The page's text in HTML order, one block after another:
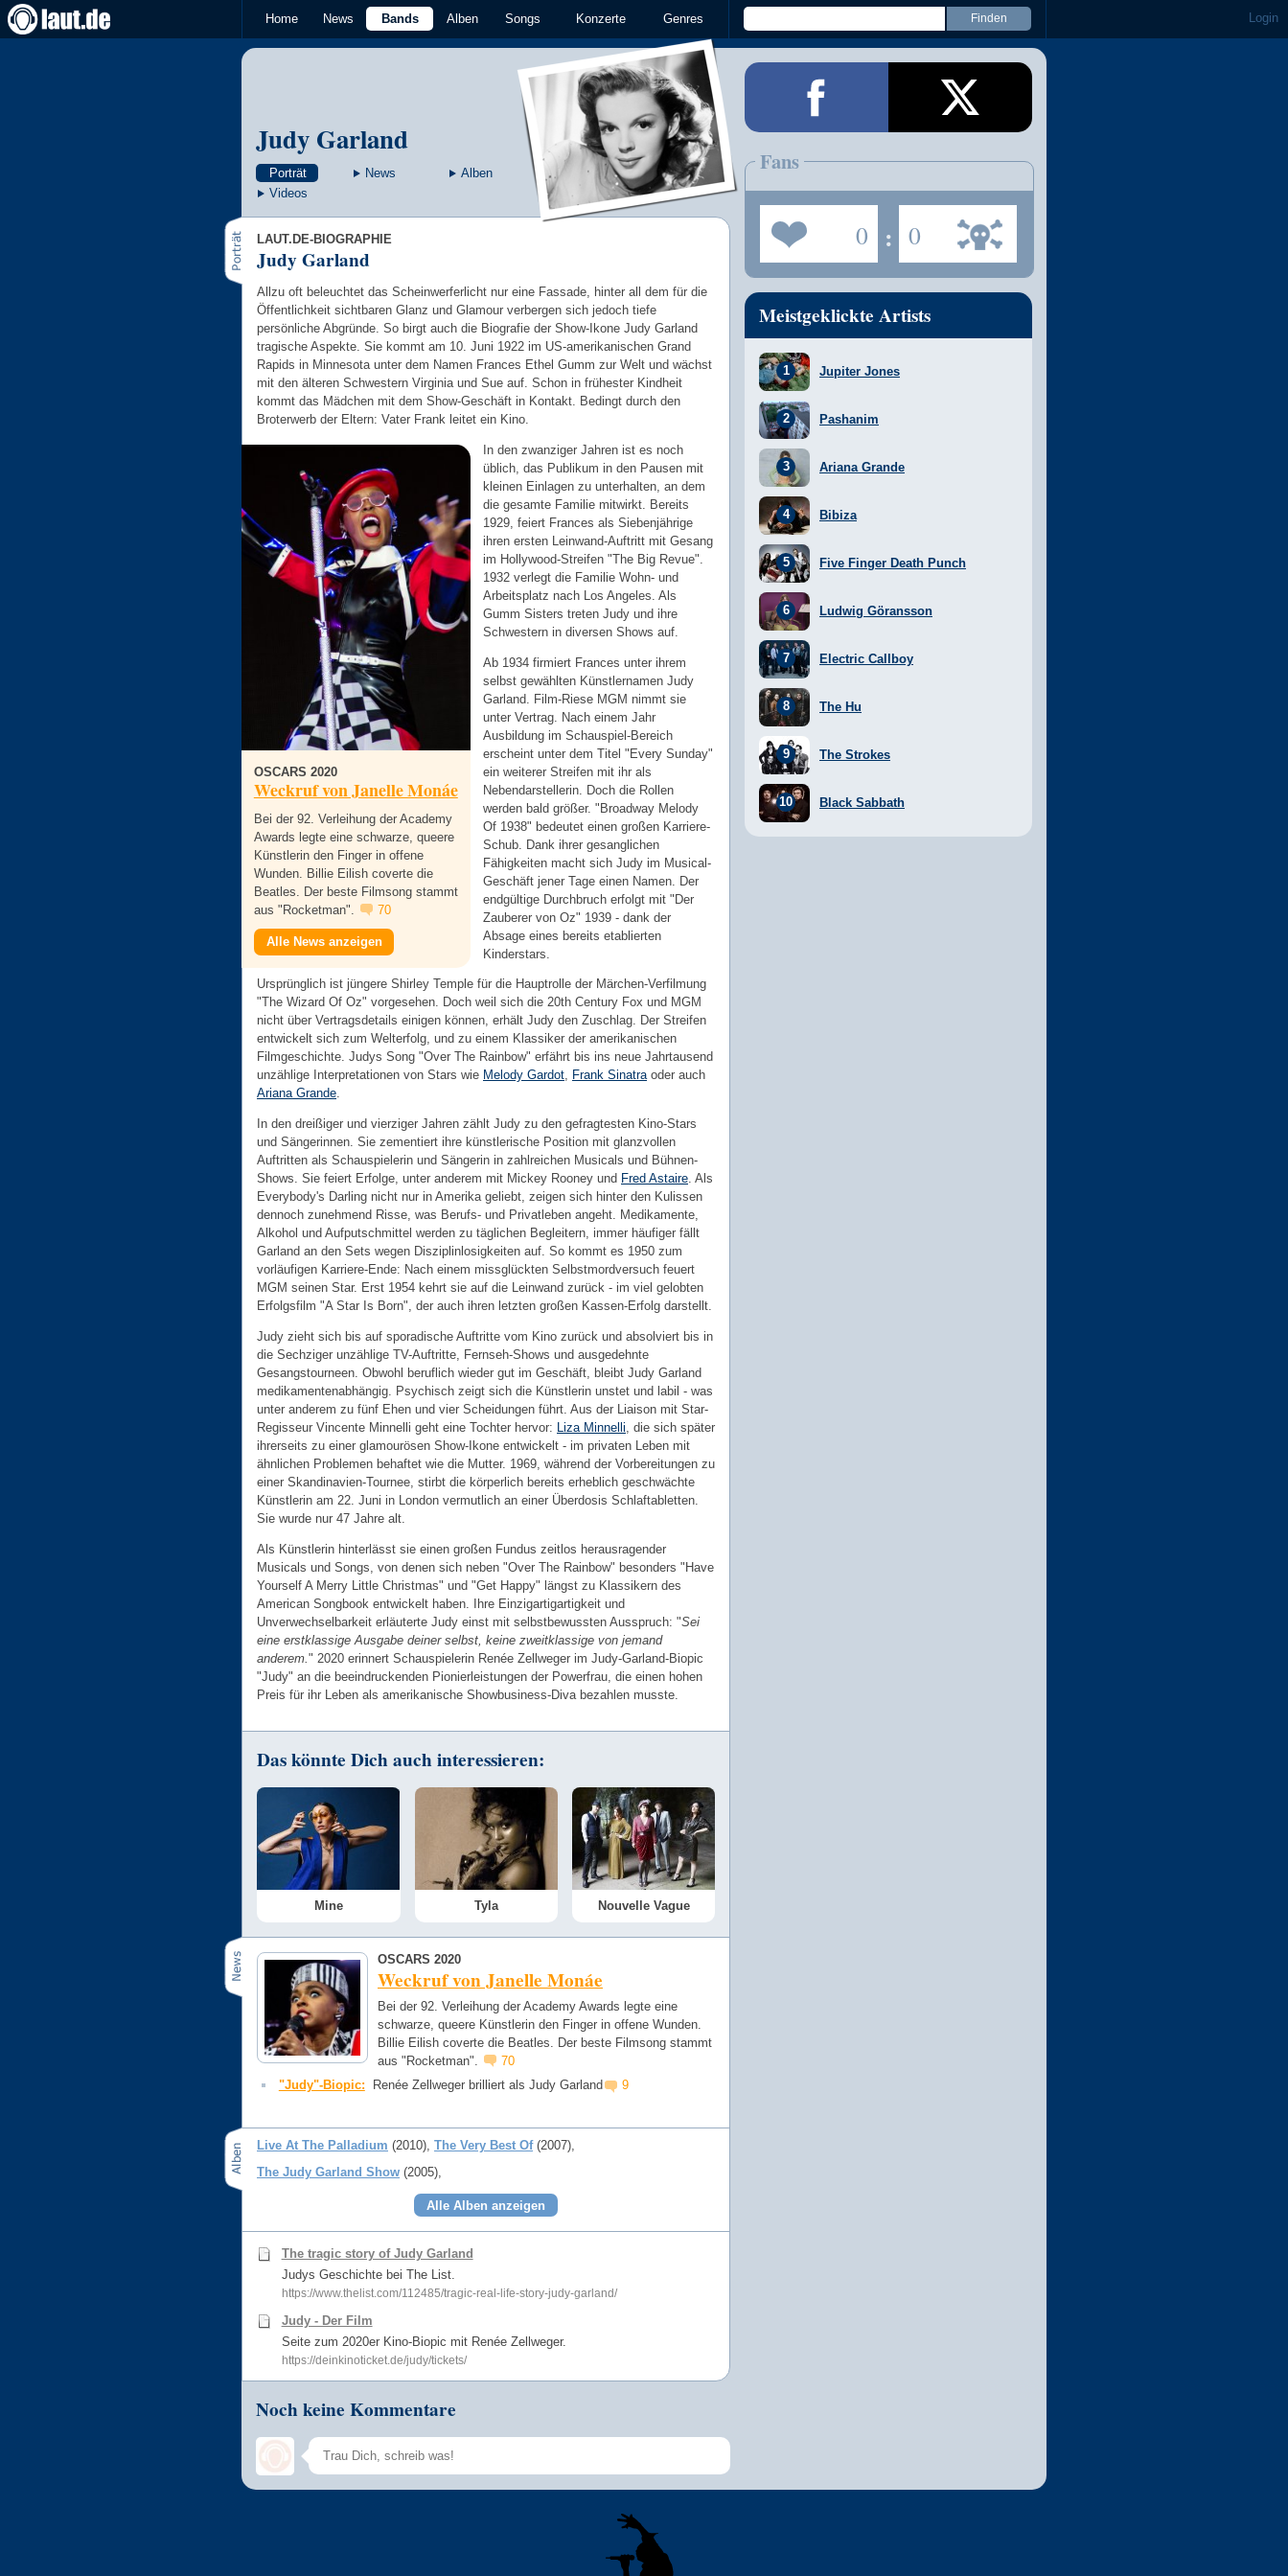
Home News Bands Alben Songs Konzerte Genres Login
Judy Garland
Porträt News
Alben
Videos
LAUT.DE-BIOGRAPHIE
Judy Garland
Allzu oft beleuchtet das Scheinwerferlicht nur eine Fassade, hinter all dem für die
Öffentlichkeit sichtbaren Glanz und Glamour verbergen sich jedoch tiefe
persönliche Abgründe. So birgt auch die Biografie der Show-Ikone Judy Garland
tragische Aspekte. Sie kommt am 10. Juni 1922 im US-amerikanischen Grand
Rapids in Minnesota unter dem Namen Frances Ethel Gumm zur Welt und wächst
mit den älteren Schwestern Virginia und Sue auf. Schon in frühester Kindheit
kommt das Mädchen mit dem Show-Geschäft in Kontakt. Bedingt durch den
Broterwerb der Eltern: Vater Frank leitet ein Kino.
OSCARS 2020
Weckruf von Janelle Monáe
Bei der 92. Verleihung der Academy
Awards legte eine schwarze, queere
Künstlerin den Finger in offene
Wunden. Billie Eilish coverte die
Beatles. Der beste Filmsong stammt
aus "Rocketman".
70
Alle News anzeigen
In den zwanziger Jahren ist es noch
üblich, das Publikum in den Pausen mit
kleinen Einlagen zu unterhalten, an dem
die gesamte Familie mitwirkt. Bereits
1929, feiert Frances als Siebenjährige
ihren ersten Leinwand-Auftritt mit Gesang
im Hollywood-Streifen "The Big Revue".
1932 verlegt die Familie Wohn- und
Arbeitsplatz nach Los Angeles. Als
Gumm Sisters treten Judy und ihre
Schwestern in diversen Shows auf.
Ab 1934 firmiert Frances unter ihrem
selbst gewählten Künstlernamen Judy
Garland. Film-Riese MGM nimmt sie
unter Vertrag. Nach einem Jahr
Ausbildung im Schauspiel-Bereich
erscheint unter dem Titel "Every Sunday"
ein weiterer Streifen mit ihr als
Nebendarstellerin. Doch die Rollen
werden bald größer. "Broadway Melody
Of 1938" bedeutet einen großen Karriere-
Schub. Dank ihrer gesanglichen
Fähigkeiten macht sich Judy im Musical-
Geschäft jener Tage einen Namen. Der
endgültige Durchbruch erfolgt mit "Der
Zauberer von Oz" 1939 - dank der
Absage eines bereits etablierten
Kinderstars.
Ursprünglich ist jüngere Shirley Temple für die Hauptrolle der Märchen-Verfilmung
"The Wizard Of Oz" vorgesehen. Doch weil sich die 20th Century Fox und MGM
nicht über Vertragsdetails einigen können, erhält Judy den Zuschlag. Der Streifen
entwickelt sich zum Welterfolg, und zu einem Klassiker der amerikanischen
Filmgeschichte. Judys Song "Over The Rainbow" erfährt bis ins neue Jahrtausend
unzählige Interpretationen von Stars wie Melody Gardot, Frank Sinatraoder auch
Ariana Grande.
In den dreißiger und vierziger Jahren zählt Judy zu den gefragtesten Kino-Stars
und Sängerinnen. Sie zementiert ihre künstlerische Position mit glanzvollen
Auftritten als Schauspielerin und Sängerin in zahlreichen Musicals und Bühnen-
Shows. Sie feiert Erfolge, unter anderem mit Mickey Rooney und Fred Astaire. Als
Everybody's Darling nicht nur in Amerika geliebt, zeigen sich hinter den Kulissen
dennoch zunehmend Risse, was Berufs- und Privatleben angeht. Medikamente,
Alkohol und Aufputschmittel werden zu täglichen Begleitern, immer häufiger fällt
Garland an den Sets wegen Disziplinlosigkeiten auf. So kommt es 1950 zum
vorläufigen Karriere-Ende: Nach einem missglückten Selbstmordversuch feuert
MGM seinen Star. Erst 1954 kehrt sie auf die Leinwand zurück - im viel gelobten
Erfolgsfilm "A Star Is Born", der auch ihren letzten großen Kassen-Erfolg darstellt.
Judy zieht sich bis auf sporadische Auftritte vom Kino zurück und absolviert bis in
die Sechziger unzählige TV-Auftritte, Fernseh-Shows und ausgedehnte
Gesangstourneen. Obwohl beruflich wieder gut im Geschäft, bleibt Judy Garland
medikamentenabhängig. Psychisch zeigt sich die Künstlerin unstet und labil - was
unter anderem zu fünf Ehen und vier Scheidungen führt. Aus der Liaison mit Star-
Regisseur Vincente Minnelli geht eine Tochter hervor:
Liza Minnelli , die sich später
ihrerseits zu einer glamourösen Show-Ikone entwickelt - im privaten Leben mit
ähnlichen Problemen behaftet wie die Mutter. 1969, während der Vorbereitungen zu
einer Skandinavien-Tournee, stirbt die körperlich bereits erheblich geschwächte
Künstlerin am 22. Juni in London vermutlich an einer Überdosis Schlaftabletten.
Sie wurde nur 47 Jahre alt.
Als Künstlerin hinterlässt sie einen großen Fundus zeitlos herausragender
Musicals und Songs, von denen sich neben "Over The Rainbow" besonders "Have
Yourself A Merry Little Christmas" und "Get Happy" längst zu Klassikern des
American Songbook entwickelt haben. Ihre Einzigartigartigkeit und
Unverwechselbarkeit erläuterte Judy einst mit selbstbewussten Ausspruch: "Sei
eine erstklassige Ausgabe deiner selbst, keine zweitklassige von jemand
anderem. " 2020 erinnert Schauspielerin Renée Zellweger im Judy-Garland-Biopic
"Judy" an die beeindruckenden Pionierleistungen der Powerfrau, die einen hohen
Preis für ihr Leben als amerikanische Showbusiness-Diva bezahlen musste.
Das könnte Dich auch interessieren:
Mine Tyla Nouvelle Vague
OSCARS 2020
Weckruf von Janelle Monáe
Bei der 92. Verleihung der Academy Awards legte eine
schwarze, queere Künstlerin den Finger in offene Wunden.
Billie Eilish coverte die Beatles. Der beste Filmsong stammt
aus "Rocketman".
70
"Judy"-Biopic:
Renée Zellweger brilliert als Judy Garland 9
Live At The Palladium (2010) The Very Best Of(2007)
The Judy Garland Show (2005)
Alle Alben anzeigen
The tragic story of Judy Garland
Judys Geschichte bei The List.
https://www.thelist.com/112485/tragic-real-life-story-judy-garland/
Judy - Der Film
Seite zum 2020er Kino-Biopic mit Renée Zellweger.
https://deinkinoticket.de/judy/tickets/
Noch keine Kommentare
Speichern
Fans
0 : 0
Meistgeklickte Artists
Jupiter Jones
Pashanim
Ariana Grande
Bibiza
Five Finger Death Punch
Ludwig Göransson
Electric Callboy
The Hu
The Strokes
Black Sabbath